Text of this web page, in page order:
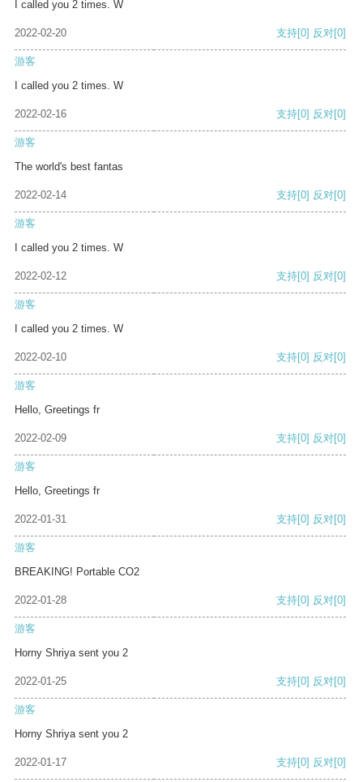
I called you 2 times. W
2022-02-20 支持[0] 反对[0]
游客
I called you 2 times. W
2022-02-16 支持[0] 反对[0]
游客
The world's best fantas
2022-02-14 支持[0] 反对[0]
游客
I called you 2 times. W
2022-02-12 支持[0] 反对[0]
游客
I called you 2 times. W
2022-02-10 支持[0] 反对[0]
游客
Hello, Greetings fr
2022-02-09 支持[0] 反对[0]
游客
Hello, Greetings fr
2022-01-31 支持[0] 反对[0]
游客
BREAKING! Portable CO2
2022-01-28 支持[0] 反对[0]
游客
Horny Shriya sent you 2
2022-01-25 支持[0] 反对[0]
游客
Horny Shriya sent you 2
2022-01-17 支持[0] 反对[0]